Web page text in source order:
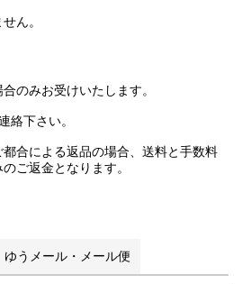
ん。
のみお受けいたします。
絡下さい。
合による返品の場合、送料と手数料
ご返金となります。
ゆうメール・メール便